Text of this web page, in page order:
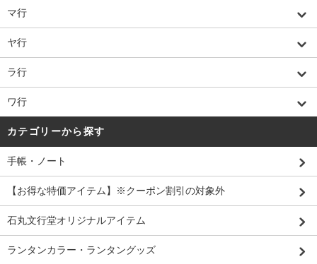
マ行
ヤ行
ラ行
ワ行
カテゴリーから探す
手帳・ノート
【お得な特価アイテム】※クーポン割引の対象外
石丸文行堂オリジナルアイテム
ランタンカラー・ランタングッズ